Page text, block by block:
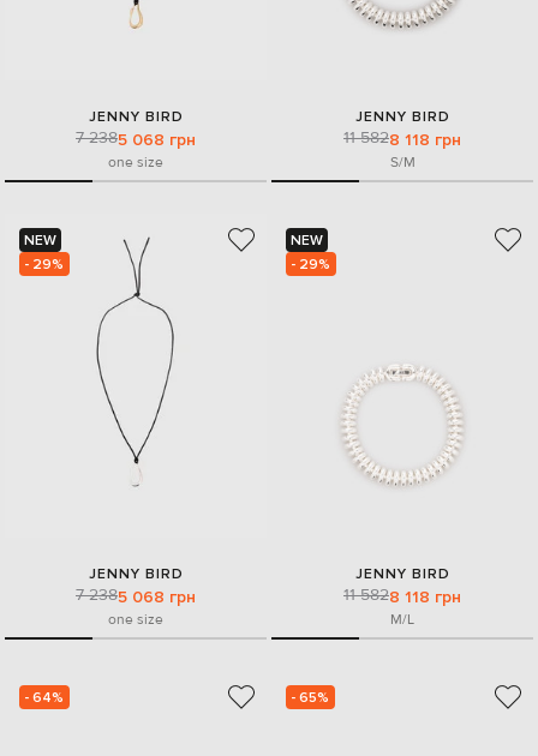
JENNY BIRD
7 2385 068 грн
one size
JENNY BIRD
11 5828 118 грн
S/M
NEW
- 29%
JENNY BIRD
7 2385 068 грн
one size
NEW
- 29%
JENNY BIRD
11 5828 118 грн
M/L
- 64% - 65%